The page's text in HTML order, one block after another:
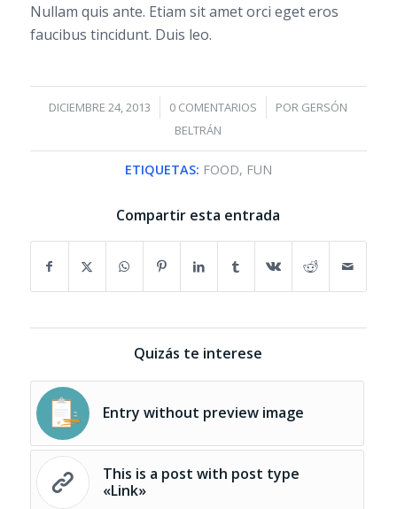
Nullam quis ante. Etiam sit amet orci eget eros
faucibus tincidunt. Duis leo.
DICIEMBRE 24, 2013
/ 0 COMENTARIOS
/ POR GERSÓN
BELTRÁN
ETIQUETAS: FOOD, FUN
Compartir esta entrada
Quizás te interese
Entry without preview image
This is a post with post type
«Link»